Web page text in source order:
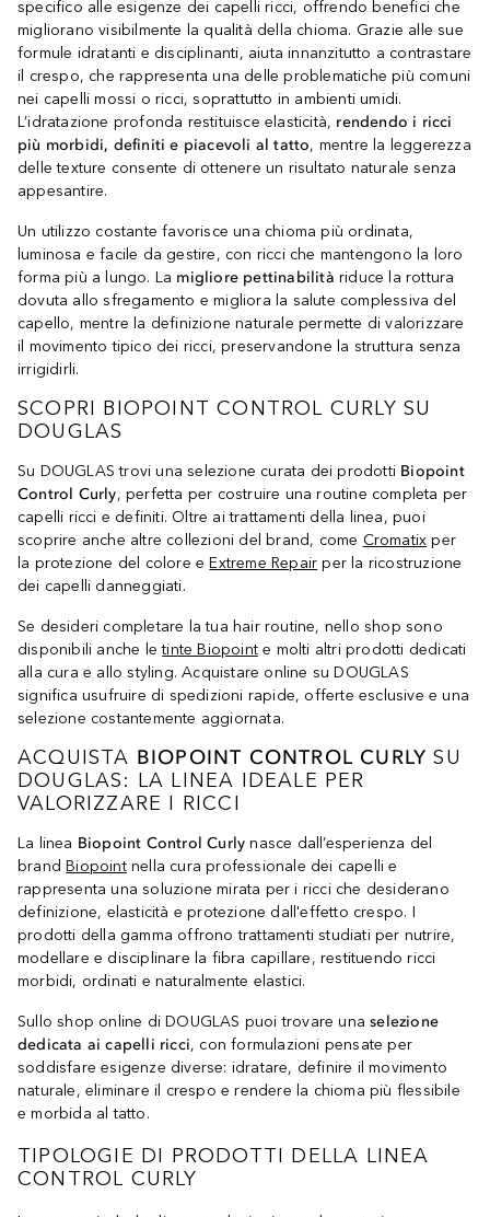
specifico alle esigenze dei capelli ricci, offrendo benefici che
migliorano visibilmente la qualità della chioma. Grazie alle sue
formule idratanti e disciplinanti, aiuta innanzitutto a contrastare
il crespo, che rappresenta una delle problematiche più comuni
nei capelli mossi o ricci, soprattutto in ambienti umidi.
L’idratazione profonda restituisce elasticità, rendendo i ricci
più morbidi, definiti e piacevoli al tatto, mentre la leggerezza
delle texture consente di ottenere un risultato naturale senza
appesantire.
Un utilizzo costante favorisce una chioma più ordinata,
luminosa e facile da gestire, con ricci che mantengono la loro
forma più a lungo. La migliore pettinabilità riduce la rottura
dovuta allo sfregamento e migliora la salute complessiva del
capello, mentre la definizione naturale permette di valorizzare
il movimento tipico dei ricci, preservandone la struttura senza
irrigidirli.
SCOPRI BIOPOINT CONTROL CURLY SU
DOUGLAS
Su DOUGLAS trovi una selezione curata dei prodotti Biopoint
Control Curly, perfetta per costruire una routine completa per
capelli ricci e definiti. Oltre ai trattamenti della linea, puoi
scoprire anche altre collezioni del brand, come Cromatix per
la protezione del colore eExtreme Repair per la ricostruzione
dei capelli danneggiati.
Se desideri completare la tua hair routine, nello shop sono
disponibili anche letinte Biopoint e molti altri prodotti dedicati
alla cura e allo styling. Acquistare online su DOUGLAS
significa usufruire di spedizioni rapide, offerte esclusive e una
selezione costantemente aggiornata.
ACQUISTA BIOPOINT CONTROL CURLY SU
DOUGLAS: LA LINEA IDEALE PER
VALORIZZARE I RICCI
La linea Biopoint Control Curly nasce dall’esperienza del
brandBiopointnella cura professionale dei capelli e
rappresenta una soluzione mirata per i ricci che desiderano
definizione, elasticità e protezione dall'effetto crespo. I
prodotti della gamma offrono trattamenti studiati per nutrire,
modellare e disciplinare la fibra capillare, restituendo ricci
morbidi, ordinati e naturalmente elastici.
Sullo shop online di DOUGLAS puoi trovare unaselezione
dedicata ai capelli ricci, con formulazioni pensate per
soddisfare esigenze diverse: idratare, definire il movimento
naturale, eliminare il crespo e rendere la chioma più flessibile
e morbida al tatto.
TIPOLOGIE DI PRODOTTI DELLA LINEA
CONTROL CURLY